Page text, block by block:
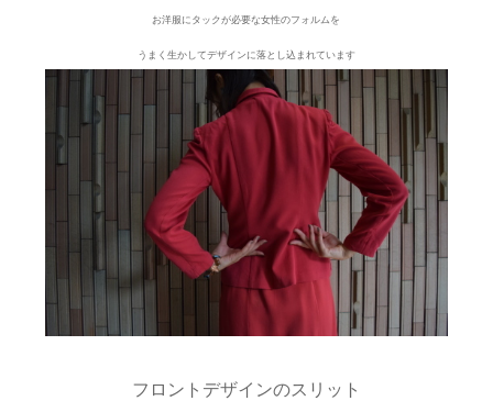
お洋服にタックが必要な女性のフォルムを
うまく生かしてデザインに落とし込まれています
フロントデザインのスリット